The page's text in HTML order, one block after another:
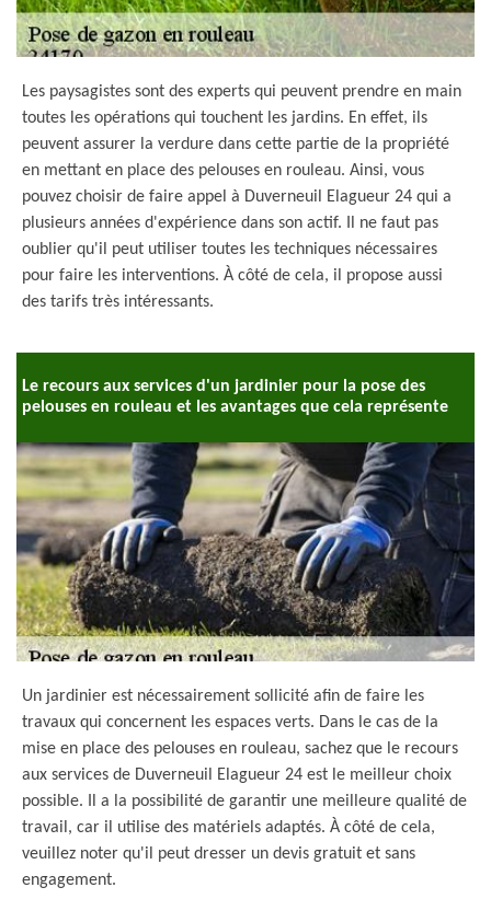
Les paysagistes sont des experts qui peuvent prendre en main
toutes les opérations qui touchent les jardins. En effet, ils
peuvent assurer la verdure dans cette partie de la propriété
en mettant en place des pelouses en rouleau. Ainsi, vous
pouvez choisir de faire appel à Duverneuil Elagueur 24 qui a
plusieurs années d'expérience dans son actif. Il ne faut pas
oublier qu'il peut utiliser toutes les techniques nécessaires
pour faire les interventions. À côté de cela, il propose aussi
des tarifs très intéressants.
Le recours aux services d'un jardinier pour la pose des
pelouses en rouleau et les avantages que cela représente
Un jardinier est nécessairement sollicité afin de faire les
travaux qui concernent les espaces verts. Dans le cas de la
mise en place des pelouses en rouleau, sachez que le recours
aux services de Duverneuil Elagueur 24 est le meilleur choix
possible. Il a la possibilité de garantir une meilleure qualité de
travail, car il utilise des matériels adaptés. À côté de cela,
veuillez noter qu'il peut dresser un devis gratuit et sans
engagement.